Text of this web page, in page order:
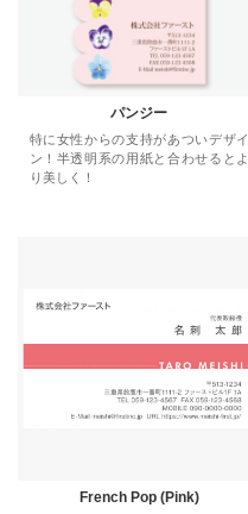
パンジー
特に女性からの支持があついデザイ
ン！半透明系の用紙と合わせるとよ
り美しく！
French Pop (Pink)